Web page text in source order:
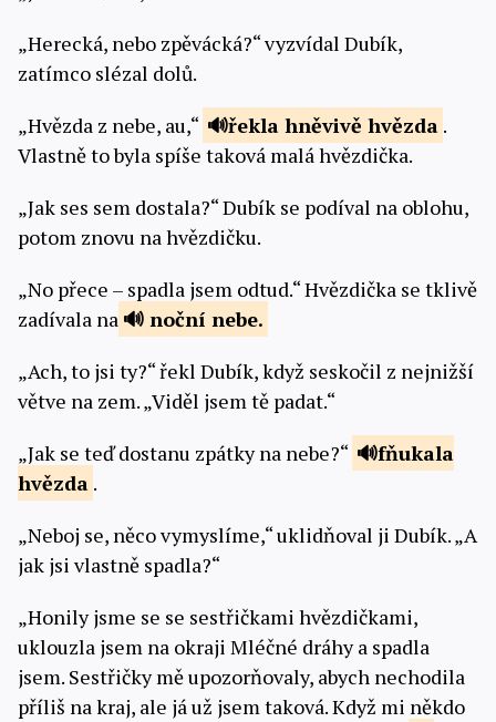
„Herecká, nebo zpěvácká?“ vyzvídal Dubík,
zatímco slézal dolů.
„Hvězda z nebe, au,“
řekla hněvivě hvězda .
Vlastně to byla spíše taková malá hvězdička.
„Jak ses sem dostala?“ Dubík se podíval na oblohu,
potom znovu na hvězdičku.
„No přece – spadla jsem odtud.“ Hvězdička se tklivě
zadívala na
noční nebe.
„Ach, to jsi ty?“ řekl Dubík, když seskočil z nejnižší
větve na zem. „Viděl jsem tě padat.“
„Jak se teď dostanu zpátky na nebe?“
fňukala
hvězda .
„Neboj se, něco vymyslíme,“ uklidňoval ji Dubík. „A
jak jsi vlastně spadla?“
„Honily jsme se se sestřičkami hvězdičkami,
uklouzla jsem na okraji Mléčné dráhy a spadla
jsem. Sestřičky mě upozorňovaly, abych nechodila
příliš na kraj, ale já už jsem taková. Když mi někdo